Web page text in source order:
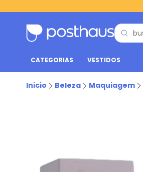
CATEGORIAS VESTIDOS
Inicio Beleza Maquiagem